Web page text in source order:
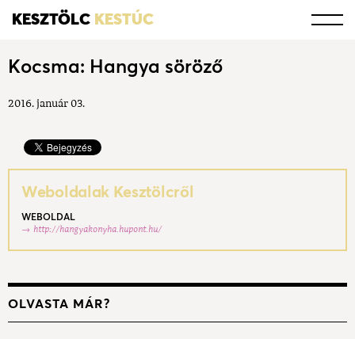
KESZTÖLC KESTÚC
Kocsma: Hangya söröző
2016. január 03.
Weboldalak Kesztölcről
WEBOLDAL
http://hangyakonyha.hupont.hu/
OLVASTA MÁR?